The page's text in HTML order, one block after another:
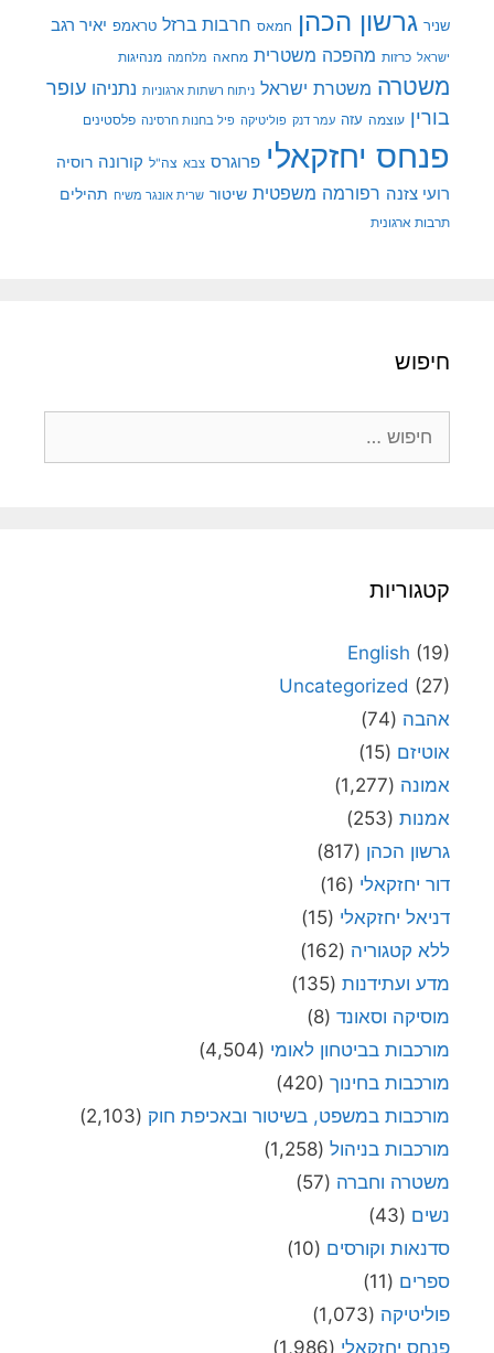
שניר גרשון הכהן חמאס חרבות ברזל טראמפ יאיר רגב
ישראל כרזות מהפכה משטרית מחאה מלחמה מנהיגות
משטרה משטרת ישראל ניתוח רשתות ארגוניות נתניהו עופר
בורין עוצמה עזה עמר דנק פוליטיקה פיל בחנות חרסינה פלסטינים
פנחס יחזקאלי פרוגרס צבא צה"ל קורונה רוסיה
רועי צזנה רפורמה משפטית שיטור שרית אונגר משיח תהילים
תרבות ארגונית
חיפוש
קטגוריות
English (19)
Uncategorized (27)
אהבה (74)
אוטיזם (15)
אמונה (1,277)
אמנות (253)
גרשון הכהן (817)
דור יחזקאלי (16)
דניאל יחזקאלי (15)
ללא קטגוריה (162)
מדע ועתידנות (135)
מוסיקה וסאונד (8)
מורכבות בביטחון לאומי (4,504)
מורכבות בחינוך (420)
מורכבות במשפט, בשיטור ובאכיפת חוק (2,103)
מורכבות בניהול (1,258)
משטרה וחברה (57)
נשים (43)
סדנאות וקורסים (10)
ספרים (11)
פוליטיקה (1,073)
פנחס יחזקאלי (1,986)